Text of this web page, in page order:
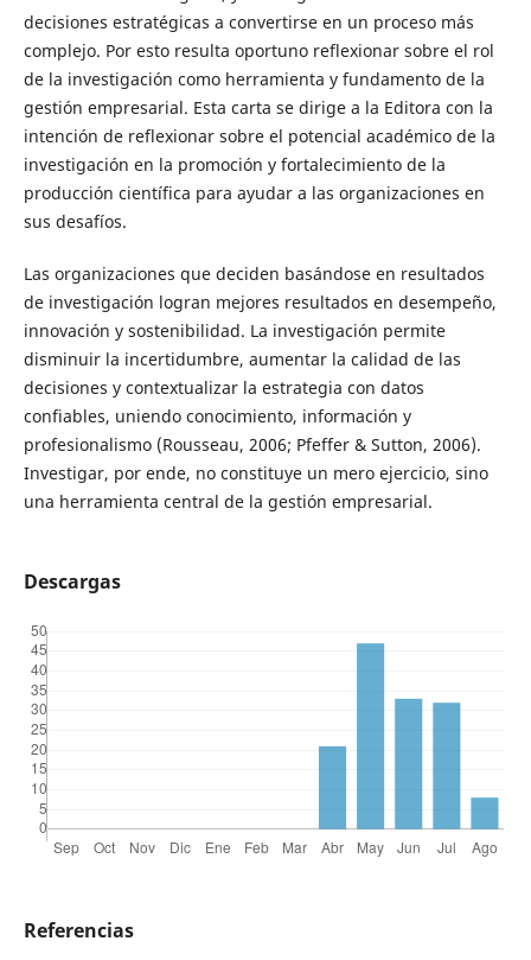
decisiones estratégicas a convertirse en un proceso más
complejo. Por esto resulta oportuno reflexionar sobre el rol
de la investigación como herramienta y fundamento de la
gestión empresarial. Esta carta se dirige a la Editora con la
intención de reflexionar sobre el potencial académico de la
investigación en la promoción y fortalecimiento de la
producción científica para ayudar a las organizaciones en
sus desafíos.
Las organizaciones que deciden basándose en resultados
de investigación logran mejores resultados en desempeño,
innovación y sostenibilidad. La investigación permite
disminuir la incertidumbre, aumentar la calidad de las
decisiones y contextualizar la estrategia con datos
confiables, uniendo conocimiento, información y
profesionalismo (Rousseau, 2006; Pfeffer & Sutton, 2006).
Investigar, por ende, no constituye un mero ejercicio, sino
una herramienta central de la gestión empresarial.
Descargas
Referencias